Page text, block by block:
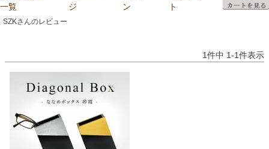
一覧
ジ
ン
ト
SZKさんのレビュー
1件中 1-1件表示